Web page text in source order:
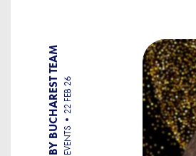
BY BUCHAREST TEAM EVENTS
22 FEB 26